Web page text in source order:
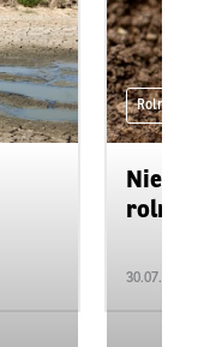
30.07.2026